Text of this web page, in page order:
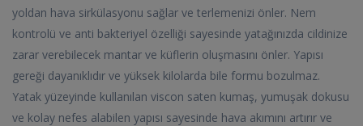
yoldan hava sirkülasyonu sağlar ve terlemenizi önler. Nem
kontrolü ve anti bakteriyel özelliği sayesinde yatağınızda cildinize
zarar verebilecek mantar ve küflerin oluşmasını önler. Yapısı
gereği dayanıklıdır ve yüksek kilolarda bile formu bozulmaz.
Yatak yüzeyinde kullanılan viscon saten kumaş, yumuşak dokusu
ve kolay nefes alabilen yapısı sayesinde hava akımını artırır ve